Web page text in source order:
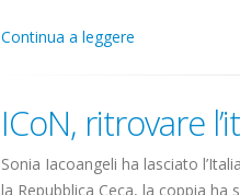
Continua a leggere
ICoN, ritrovare
Sonia Iacoangeli ha lasciato
la Repubblica Ceca, la coppia